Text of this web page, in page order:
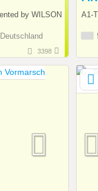
by WILSON
3398
A1-